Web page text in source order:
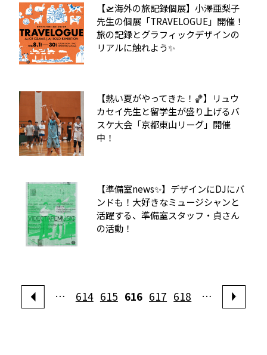
【🛫海外の旅記録個展】小澤亜梨子
先生の個展「TRAVELOGUE」開催！
旅の記録とグラフィックデザインの
リアルに触れよう✨
【熱い夏がやってきた！🏀】リュウ
カセイ先生と留学生が盛り上げるバ
スケ大会「京都東山リーグ」開催
中！
【準備室news✨】デザインにDJにバ
ンドも！大好きなミュージシャンと
活躍する、準備室スタッフ・貞さん
の活動！
… 614 615 616 617 618 …